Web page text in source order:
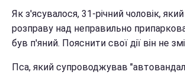
Як з'ясувалося, 31-річний чоловік,
розправу над неправильно
був п'яний. Пояснити свої дії він не
Пса, який супроводжував